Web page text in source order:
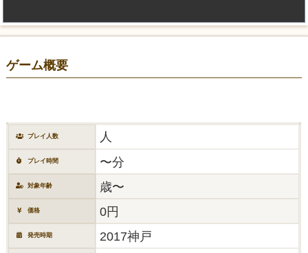
ゲーム概要
プレイ人数 人
プレイ時間 〜分
対象年齢 歳〜
価格 0円
発売時期 2017神戸